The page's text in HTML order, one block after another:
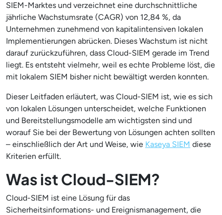
SIEM-Marktes und verzeichnet eine durchschnittliche
jährliche Wachstumsrate (CAGR) von 12,84 %, da
Unternehmen zunehmend von kapitalintensiven lokalen
Implementierungen abrücken. Dieses Wachstum ist nicht
darauf zurückzuführen, dass Cloud-SIEM gerade im Trend
liegt. Es entsteht vielmehr, weil es echte Probleme löst, die
mit lokalem SIEM bisher nicht bewältigt werden konnten.
Dieser Leitfaden erläutert, was Cloud-SIEM ist, wie es sich
von lokalen Lösungen unterscheidet, welche Funktionen
und Bereitstellungsmodelle am wichtigsten sind und
worauf Sie bei der Bewertung von Lösungen achten sollten
– einschließlich der Art und Weise, wie Kaseya SIEM diese
Kriterien erfüllt.
Was ist Cloud-SIEM?
Cloud-SIEM ist eine Lösung für das
Sicherheitsinformations- und Ereignismanagement, die